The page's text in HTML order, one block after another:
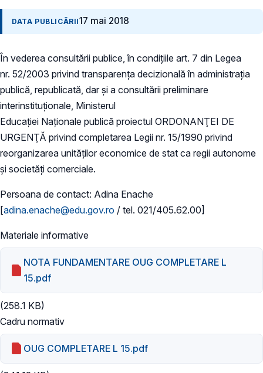
DATA PUBLICĂRII17 mai 2018
În vederea consultării publice, în condițiile art. 7 din Legea
nr. 52/2003 privind transparența decizională în administrația
publică, republicată, dar și a consultării preliminare
interinstituționale, Ministerul
Educației Naționale publică proiectul ORDONANŢEI DE
URGENŢĂ privind completarea Legii nr. 15/1990 privind
reorganizarea unităţilor economice de stat ca regii autonome
şi societăţi comerciale.
Persoana de contact: Adina Enache
[adina.enache@edu.gov.ro / tel. 021/405.62.00]
Materiale informative
NOTA FUNDAMENTARE OUG COMPLETARE L
15.pdf
(258.1 KB)
Cadru normativ
OUG COMPLETARE L 15.pdf